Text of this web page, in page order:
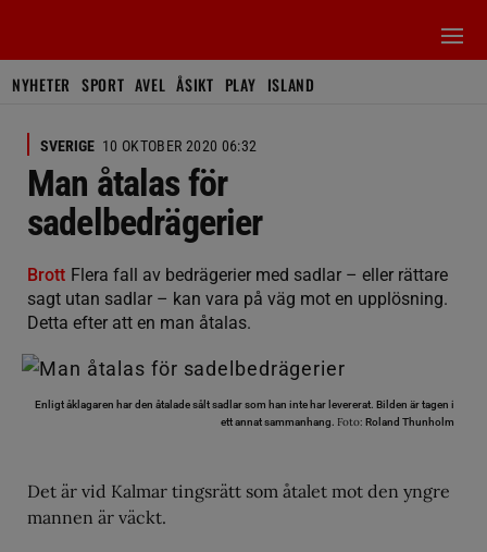
NYHETER SPORT AVEL ÅSIKT PLAY ISLAND
SVERIGE 10 OKTOBER 2020 06:32
Man åtalas för
sadelbedrägerier
Brott Flera fall av bedrägerier med sadlar – eller rättare
sagt utan sadlar – kan vara på väg mot en upplösning.
Detta efter att en man åtalas.
Enligt åklagaren har den åtalade sålt sadlar som han inte har levererat. Bilden är tagen i
ett annat sammanhang. Foto: Roland Thunholm
Det är vid Kalmar tingsrätt som åtalet mot den yngre
mannen är väckt.